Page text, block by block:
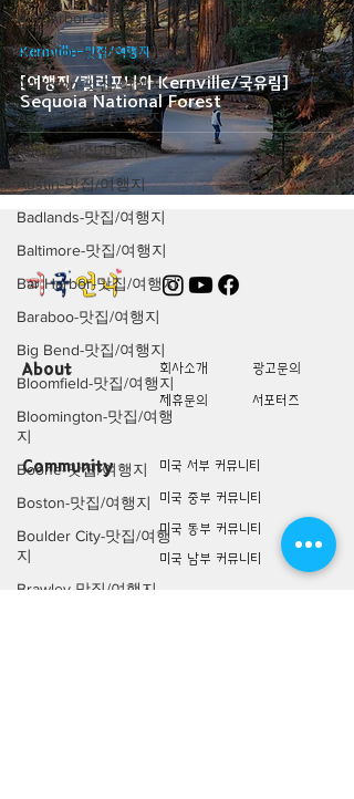
Ann Arbor-맛집/여행지
Arlington-맛집/여행지
Arlington-맛집/여행지
Asheville-맛집/여행지
Atlanta-맛집/여행지
Austin-맛집/여행지
Badlands-맛집/여행지
Baltimore-맛집/여행지
Bar Harbor-맛집/여행지
Baraboo-맛집/여행지
Big Bend-맛집/여행지
Bloomfield-맛집/여행지
Bloomington-맛집/여행
지
Boone-맛집/여행지
Boston-맛집/여행지
Boulder City-맛집/여행
지
Brawley-맛집/여행지
[여행지/캘리포니아 Kernville/국유림]
Sequoia National Forest
Kernville-맛집/여행지
About 회사소개
광고문의
제휴문의
서포터즈
Community
미국 서부 커뮤니티
미국 중부 커뮤니티
미국 동부 커뮤니티
미국 남부 커뮤니티